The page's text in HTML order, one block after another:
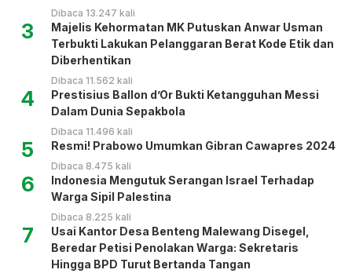
Dibaca 13.247 kali
3
Majelis Kehormatan MK Putuskan Anwar Usman
Terbukti Lakukan Pelanggaran Berat Kode Etik dan
Diberhentikan
Dibaca 11.562 kali
4
Prestisius Ballon d’Or Bukti Ketangguhan Messi
Dalam Dunia Sepakbola
Dibaca 11.496 kali
5 Resmi! Prabowo Umumkan Gibran Cawapres 2024
Dibaca 8.475 kali
6
Indonesia Mengutuk Serangan Israel Terhadap
Warga Sipil Palestina
Dibaca 8.225 kali
7
Usai Kantor Desa Benteng Malewang Disegel,
Beredar Petisi Penolakan Warga: Sekretaris
Hingga BPD Turut Bertanda Tangan